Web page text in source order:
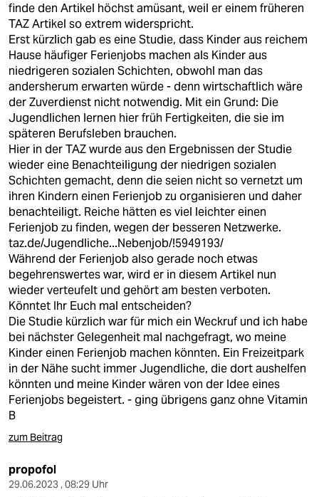
finde den Artikel höchst amüsant, weil er einem früheren
TAZ Artikel so extrem widerspricht.
Erst kürzlich gab es eine Studie, dass Kinder aus reichem
Hause häufiger Ferienjobs machen als Kinder aus
niedrigeren sozialen Schichten, obwohl man das
andersherum erwarten würde - denn wirtschaftlich wäre
der Zuverdienst nicht notwendig. Mit ein Grund: Die
Jugendlichen lernen hier früh Fertigkeiten, die sie im
späteren Berufsleben brauchen.
Hier in der TAZ wurde aus den Ergebnissen der Studie
wieder eine Benachteiligung der niedrigen sozialen
Schichten gemacht, denn die seien nicht so vernetzt um
ihren Kindern einen Ferienjob zu organisieren und daher
benachteiligt. Reiche hätten es viel leichter einen
Ferienjob zu finden, wegen der besseren Netzwerke.
taz.de/Jugendliche...Nebenjob/!5949193/
Während der Ferienjob also gerade noch etwas
begehrenswertes war, wird er in diesem Artikel nun
wieder verteufelt und gehört am besten verboten.
Könntet Ihr Euch mal entscheiden?
Die Studie kürzlich war für mich ein Weckruf und ich habe
bei nächster Gelegenheit mal nachgefragt, wo meine
Kinder einen Ferienjob machen könnten. Ein Freizeitpark
in der Nähe sucht immer Jugendliche, die dort aushelfen
könnten und meine Kinder wären von der Idee eines
Ferienjobs begeistert. - ging übrigens ganz ohne Vitamin
B
zum Beitrag
propofol
29.06.2023 , 08:29 Uhr